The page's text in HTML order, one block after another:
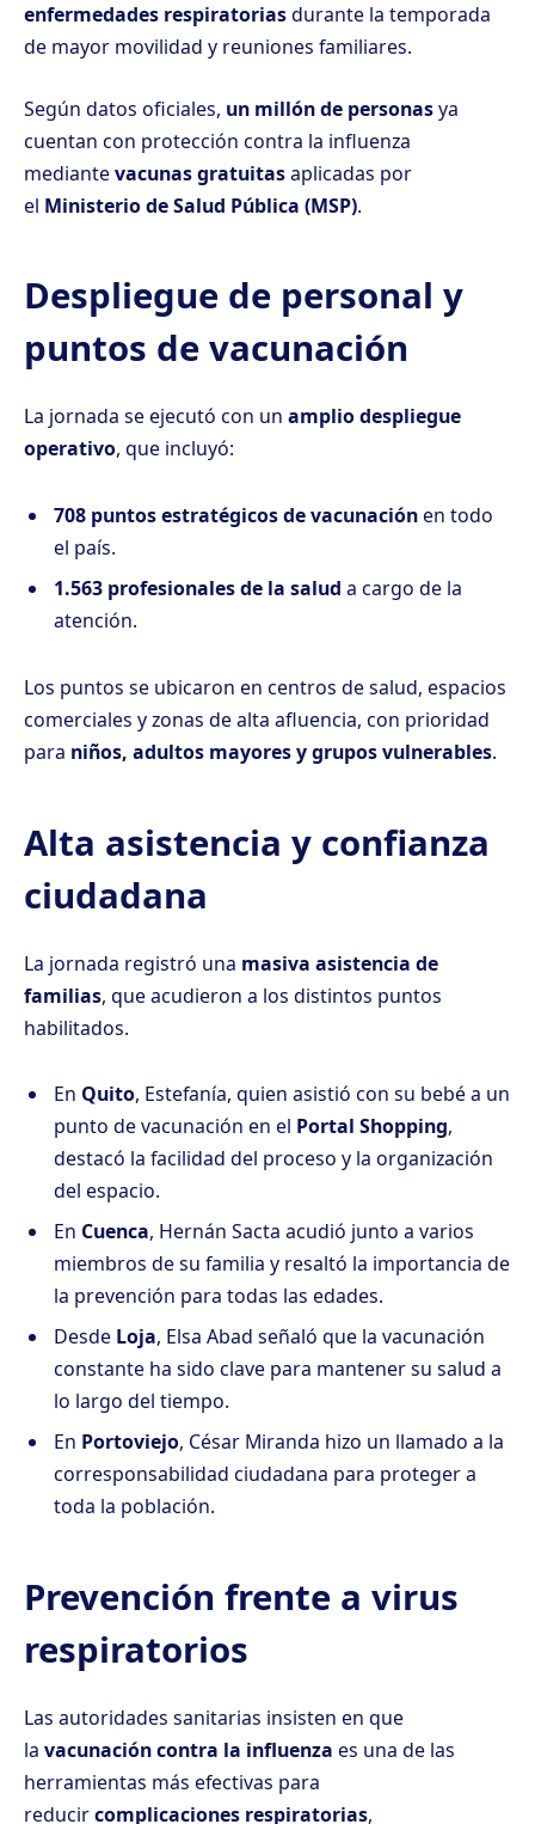
enfermedades respiratoriasdurante la temporada
de mayor movilidad y reuniones familiares.
Según datos oficiales, un millón de personasya
cuentan con protección contra la influenza
mediantevacunas gratuitasaplicadas por
el Ministerio de Salud Pública (MSP).
Despliegue de personal y
puntos de vacunación
La jornada se ejecutó con un amplio despliegue
operativo, que incluyó:
708 puntos estratégicos de vacunaciónen todo
el país.
1.563 profesionales de la salud a cargo de la
atención.
Los puntos se ubicaron en centros de salud, espacios
comerciales y zonas de alta afluencia, con prioridad
para niños, adultos mayores y grupos vulnerables.
Alta asistencia y confianza
ciudadana
La jornada registró una masiva asistencia de
familias, que acudieron a los distintos puntos
habilitados.
En Quito, Estefanía, quien asistió con su bebé a un
punto de vacunación en el Portal Shopping,
destacó la facilidad del proceso y la organización
del espacio.
En Cuenca, Hernán Sacta acudió junto a varios
miembros de su familia y resaltó la importancia de
la prevención para todas las edades.
Desde Loja, Elsa Abad señaló que la vacunación
constante ha sido clave para mantener su salud a
lo largo del tiempo.
En Portoviejo, César Miranda hizo un llamado a la
corresponsabilidad ciudadana para proteger a
toda la población.
Prevención frente a virus
respiratorios
Las autoridades sanitarias insisten en que
la vacunación contra la influenza es una de las
herramientas más efectivas para
reducircomplicaciones respiratorias,